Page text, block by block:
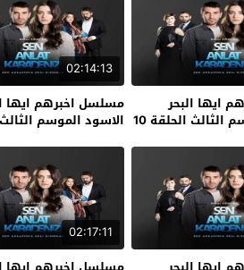
ايها البحر
الحلقة 10
02:14:13
مسلسل اخبرهم ايها
الاسود الموسم الثالث
02:17:11